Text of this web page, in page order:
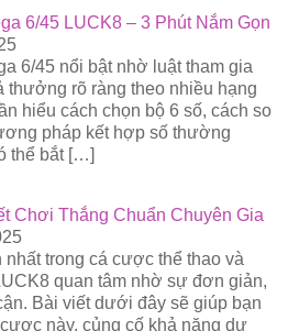
6/45 LUCK8 – 3 Phút Nắm Gọn
6/45 nổi bật nhờ luật tham gia
thưởng rõ ràng theo nhiều hạng
hiểu cách chọn bộ 6 số, cách so
pháp kết hợp số thường
thể bắt […]
Chơi Thắng Chuẩn Chuyên Gia
nhất trong cá cược thể thao và
quan tâm nhờ sự đơn giản,
Bài viết dưới đây sẽ giúp bạn
này, củng cố khả năng dự